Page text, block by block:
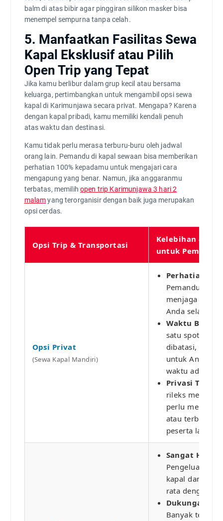
balm di atas bibir agar pinggiran silikon masker bisa
menempel sempurna tanpa celah.
5. Manfaatkan Fasilitas Sewa
Kapal Eksklusif atau Pilih
Open Trip yang Tepat
Jika kamu berlibur dalam grup kecil atau bersama
keluarga, pertimbangkan untuk mengambil opsi sewa
kapal di Karimunjawa secara privat. Mengapa? Karena
dengan kapal pribadi, kamu memiliki kendali penuh
atas waktu dan destinasi.
Kamu tidak perlu merasa terburu-buru oleh jadwal
orang lain. Pemandu di kapal sewaan bisa memberikan
perhatian 100% kepadamu untuk mengajari cara
mengapung yang benar. Namun, jika anggaranmu
terbatas, memilihopen trip Karimunjawa 3 hari 2
malamyang terorganisir dengan baik juga merupakan
opsi cerdas.
Opsi Trip & Transportasi
Kelebihan &
untuk Pemula
Opsi Privat
(Sewa Kapal Mandiri)
Perhatian
Pemandu lokal
menjaga dan
Anda selama
Waktu Bebas:
satu spot
dibatasi,
untuk Anda
waktu adaptasi
Privasi
rileks
perlu merasa
atau terburu-
peserta lain.
Sangat
Pengeluaran
kapal dan
rata dengan
Dukungan
Banyak teman